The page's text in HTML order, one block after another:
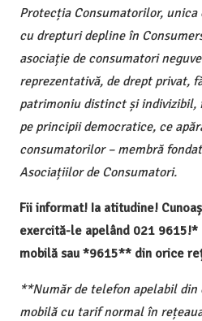
Protecția Consumatorilor, unica
cu drepturi depline în
asociație de consumatori
reprezentativă, de drept privat,
patrimoniu distinct și indivizibil,
pe principii democratice, ce
consumatorilor – membră
Asociațiilor de Consumatori.
Fii informat! Ia atitudine!
exercită-le apelând 021 9615!*
mobilă sau *9615** din orice
**Număr de telefon apelabil din
mobilă cu tarif normal în